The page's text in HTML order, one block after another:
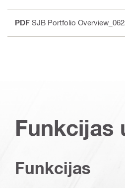
PDF SJB Portfolio
Funkcijas
Funkcijas